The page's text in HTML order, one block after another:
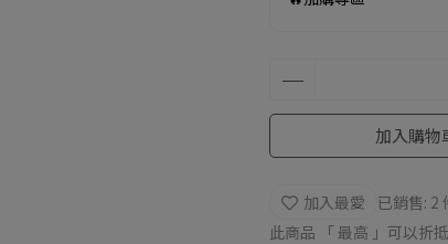
加入購物
加入最愛
已銷售: 2
此商品 「 最高 」可以折